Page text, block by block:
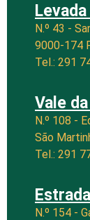
N.º 43 -
9000-174
Tel.: 291
Vale
N.º 108 -
São
Tel.: 291
N.º 154 -